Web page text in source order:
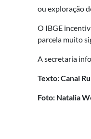
ou exploração
O IBGE
parcela muito
A secretaria
Texto: Canal
Foto: Natalia